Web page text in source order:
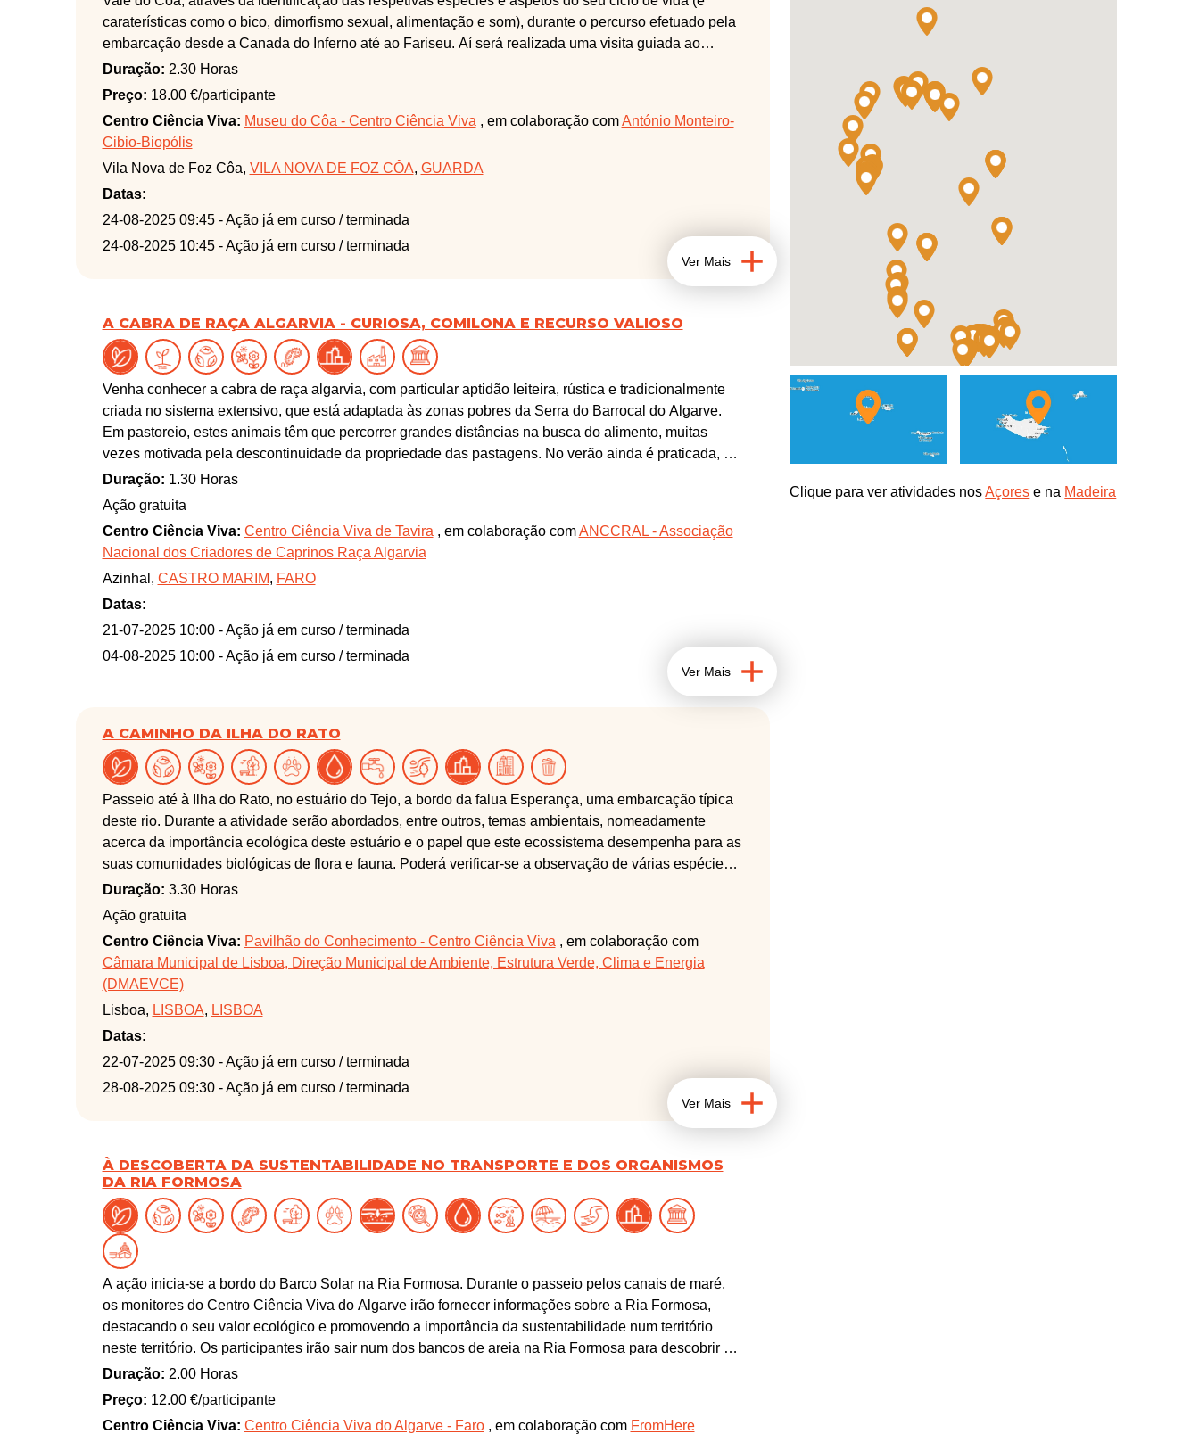
caraterísticas como o bico, dimorfismo sexual, alimentação e som), durante o percurso efetuado pela
embarcação desde a Canada do Inferno até ao Fariseu. Aí será realizada uma visita guiada ao
núcleo de arte rupestre do Fariseu.
Duração: 2.30 Horas
Preço: 18.00 €/participante
Centro Ciência Viva: Museu do Côa - Centro Ciência Viva , em colaboração comAntónio Monteiro-
Cibio-Biopólis
Vila Nova de Foz Côa, VILA NOVA DE FOZ CÔA, GUARDA
Datas:
24-08-2025 09:45 - Ação já em curso / terminada
24-08-2025 10:45 - Ação já em curso / terminada
Ver Mais
A CABRA DE RAÇA ALGARVIA - CURIOSA, COMILONA E RECURSO VALIOSO
Venha conhecer a cabra de raça algarvia, com particular aptidão leiteira, rústica e tradicionalmente
criada no sistema extensivo, que está adaptada às zonas pobres da Serra do Barrocal do Algarve.
Em pastoreio, estes animais têm que percorrer grandes distâncias na busca do alimento, muitas
vezes motivada pela descontinuidade da propriedade das pastagens. No verão ainda é praticada, em
alguns rebanhos no interior algarvio, a transumância para o litoral ou mesmo para o Alentejo. Do leite
da cabra algarvia atualmente são produzidos, pela ANCCRAL, queijo de cabra fresco, queijo de
cabra com ervas aromáticas, sem aditivos e utilizando o sal de Castro Marim, mas também iogurte - e
em breve, leite de cabra pasteurizado. Poderá conhecer as ternurentas cabrinhas em pastagem e as
instalações de produção do respetivo queijo nesta atividade em parceria com a ANCCRAL.
Duração: 1.30 Horas
Ação gratuita
Centro Ciência Viva: Centro Ciência Viva de Tavira , em colaboração comANCCRAL - Associação
Nacional dos Criadores de Caprinos Raça Algarvia
Azinhal, CASTRO MARIM, FARO
Datas:
21-07-2025 10:00 - Ação já em curso / terminada
04-08-2025 10:00 - Ação já em curso / terminada
Ver Mais
A CAMINHO DA ILHA DO RATO
Passeio até à Ilha do Rato, no estuário do Tejo, a bordo da falua Esperança, uma embarcação típica
deste rio. Durante a atividade serão abordados, entre outros, temas ambientais, nomeadamente
acerca da importância ecológica deste estuário e o papel que este ecossistema desempenha para as
suas comunidades biológicas de flora e fauna. Poderá verificar-se a observação de várias espécies
de aves. A atividade envolve também o desembarque neste banco de areia, onde será levada a cabo
pelos participantes uma pequena operação de recolha de resíduos, enquadrada nas problemáticas
do lixo marinho e da emergência climática.
Duração: 3.30 Horas
Ação gratuita
Centro Ciência Viva: Pavilhão do Conhecimento - Centro Ciência Viva , em colaboração com
Câmara Municipal de Lisboa, Direção Municipal de Ambiente, Estrutura Verde, Clima e Energia
(DMAEVCE)
Lisboa, LISBOA, LISBOA
Datas:
22-07-2025 09:30 - Ação já em curso / terminada
28-08-2025 09:30 - Ação já em curso / terminada
Ver Mais
À DESCOBERTA DA SUSTENTABILIDADE NO TRANSPORTE E DOS ORGANISMOS
DA RIA FORMOSA
A ação inicia-se a bordo do Barco Solar na Ria Formosa. Durante o passeio pelos canais de maré,
os monitores do Centro Ciência Viva do Algarve irão fornecer informações sobre a Ria Formosa,
destacando o seu valor ecológico e promovendo a importância da sustentabilidade num território
neste território. Os participantes irão sair num dos bancos de areia na Ria Formosa para descobrir os
organismos que aí habitam, assim como a sua interação e exploração pela comunidade.
Esta ação é em parceria com a empresa FromHere, a bordo do Barco Solar da Ria Formosa.
Duração: 2.00 Horas
Preço: 12.00 €/participante
Centro Ciência Viva: Centro Ciência Viva do Algarve - Faro, em colaboração com FromHere
Clique para ver atividades nosAçores e na Madeira